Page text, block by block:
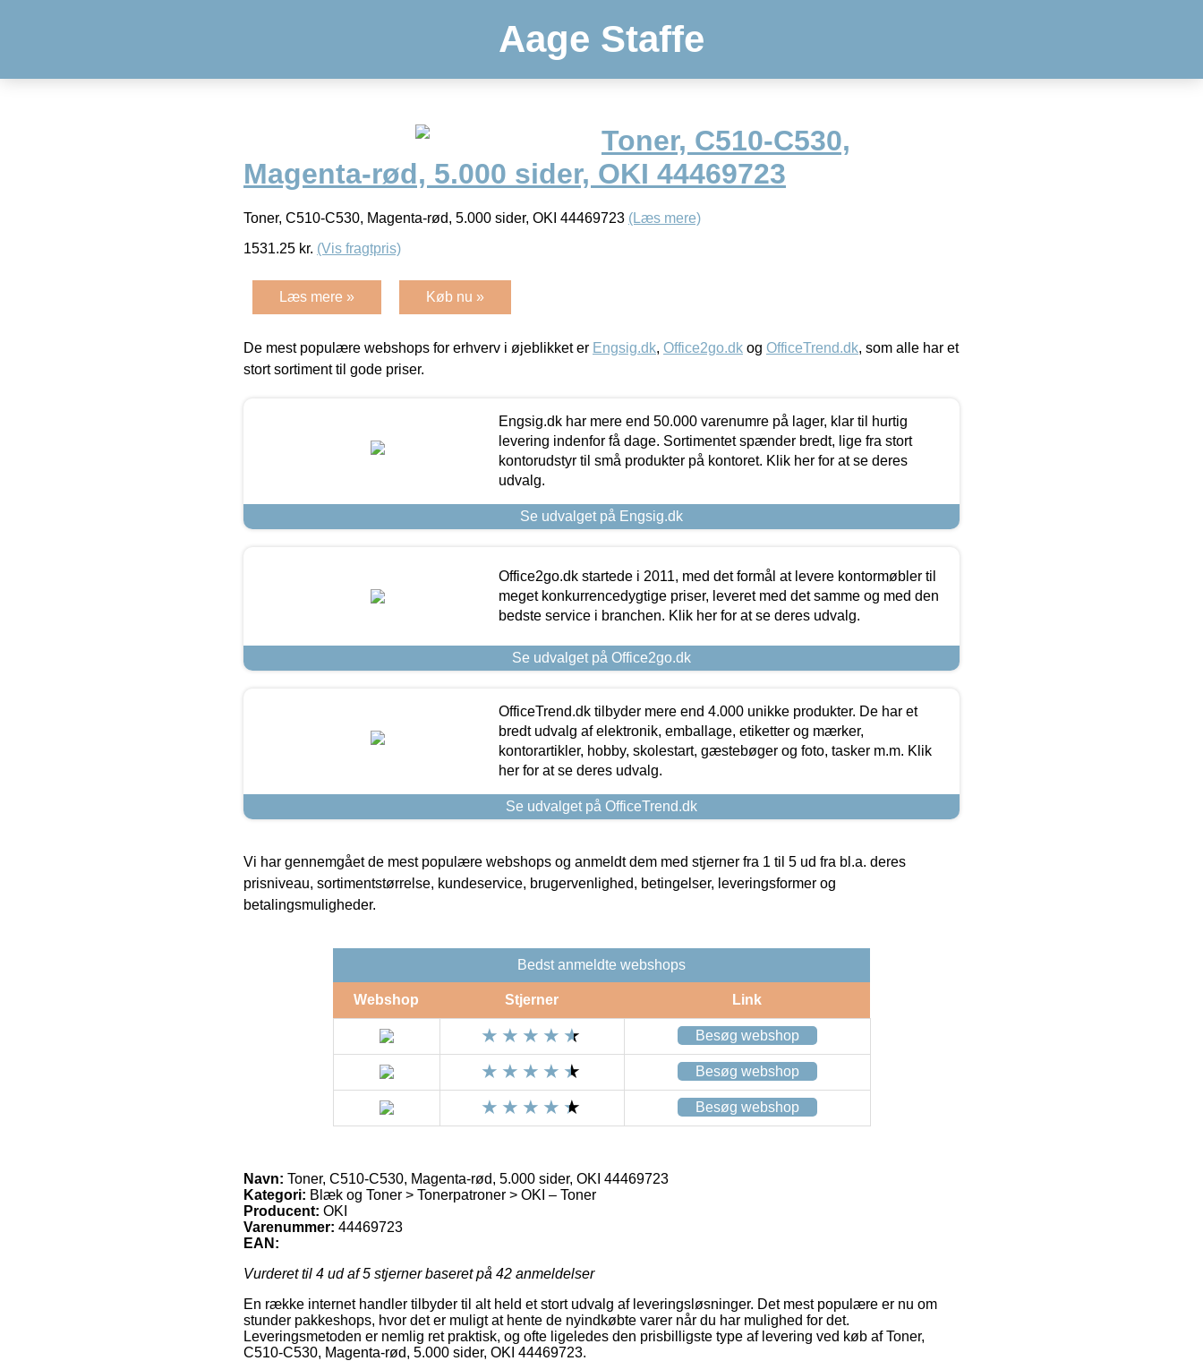
Aage Staffe
Toner, C510-C530,
Magenta-rød, 5.000 sider, OKI 44469723
Toner, C510-C530, Magenta-rød, 5.000 sider, OKI 44469723 (Læs mere)
1531.25 kr. (Vis fragtpris)
Læs mere » Køb nu »
De mest populære webshops for erhverv i øjeblikket er Engsig.dk, Office2go.dk og OfficeTrend.dk, som alle har et
stort sortiment til gode priser.
Engsig.dk har mere end 50.000 varenumre på lager, klar til hurtig
levering indenfor få dage. Sortimentet spænder bredt, lige fra stort
kontorudstyr til små produkter på kontoret. Klik her for at se deres
udvalg.
Se udvalget på Engsig.dk
Office2go.dk startede i 2011, med det formål at levere kontormøbler til
meget konkurrencedygtige priser, leveret med det samme og med den
bedste service i branchen. Klik her for at se deres udvalg.
Se udvalget på Office2go.dk
OfficeTrend.dk tilbyder mere end 4.000 unikke produkter. De har et
bredt udvalg af elektronik, emballage, etiketter og mærker,
kontorartikler, hobby, skolestart, gæstebøger og foto, tasker m.m. Klik
her for at se deres udvalg.
Se udvalget på OfficeTrend.dk
Vi har gennemgået de mest populære webshops og anmeldt dem med stjerner fra 1 til 5 ud fra bl.a. deres
prisniveau, sortimentstørrelse, kundeservice, brugervenlighed, betingelser, leveringsformer og
betalingsmuligheder.
Bedst anmeldte webshops
Webshop Stjerner Link
Besøg webshop
Besøg webshop
Besøg webshop
Navn: Toner, C510-C530, Magenta-rød, 5.000 sider, OKI 44469723
Kategori: Blæk og Toner > Tonerpatroner > OKI – Toner
Producent: OKI
Varenummer: 44469723
EAN:
Vurderet til 4 ud af 5 stjerner baseret på 42 anmeldelser
En række internet handler tilbyder til alt held et stort udvalg af leveringsløsninger. Det mest populære er nu om
stunder pakkeshops, hvor det er muligt at hente de nyindkøbte varer når du har mulighed for det.
Leveringsmetoden er nemlig ret praktisk, og ofte ligeledes den prisbilligste type af levering ved køb af Toner,
C510-C530, Magenta-rød, 5.000 sider, OKI 44469723.